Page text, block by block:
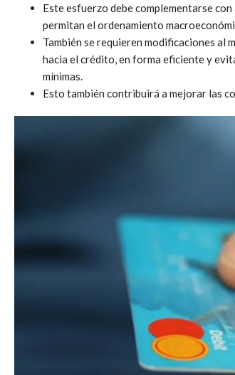
Este esfuerzo debe complementarse
permitan el ordenamiento
También se requieren modificaciones al
hacia el crédito, en forma eficiente y
mínimas.
Esto también contribuirá a mejorar las